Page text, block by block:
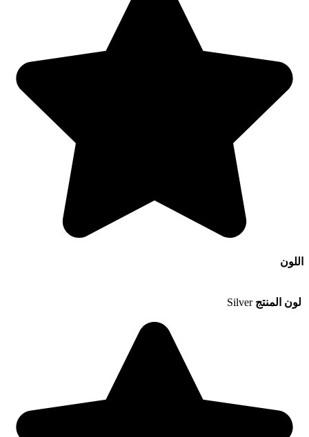
اللون
لون المنتج Silver